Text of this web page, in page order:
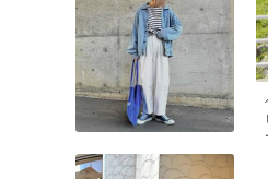
まったときは、ゆったりと
したパンツやスカートを合
わせると落ち着きますよ。